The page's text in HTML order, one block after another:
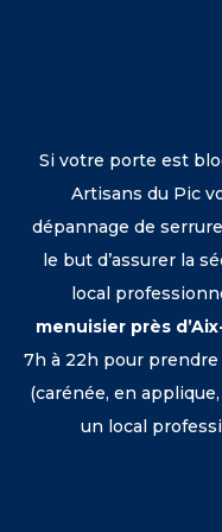
Si votre porte est
Artisans du Pic
dépannage de
le but d’assurer la
local
menuisier près
7h à 22h pour
(carénée, en
un local